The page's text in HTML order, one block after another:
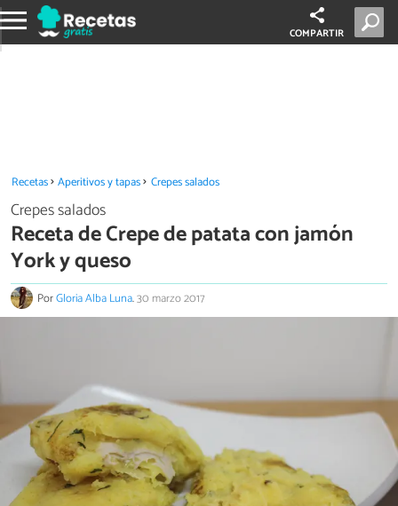
COMPARTIR
Recetas Aperitivos y tapas Crepes salados
Crepes salados
Receta de Crepe de patata con jamón
York y queso
PorGloria Alba Luna.30 marzo 2017